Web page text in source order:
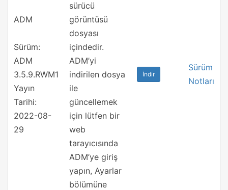
ADM
Sürüm:
ADM
3.5.9.RWM1
Yayın
Tarihi:
2022-08-
29
sürücü
görüntüsü
dosyası
içindedir.
ADM’yi
indirilen dosya
ile
güncellemek
için lütfen bir
web
tarayıcısında
ADM’ye giriş
yapın, Ayarlar
bölümüne
İndir
Sürüm
Notları